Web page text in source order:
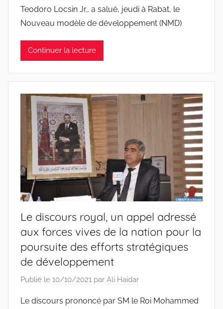
Teodoro Locsin Jr., a salué, jeudi à Rabat, le
Nouveau modèle de développement (NMD)
Continuer la lecture
Le discours royal, un appel adressé
aux forces vives de la nation pour la
poursuite des efforts stratégiques
de développement
Publié le 10/10/2021 par Ali Haidar
Le discours prononcé par SM le Roi Mohammed